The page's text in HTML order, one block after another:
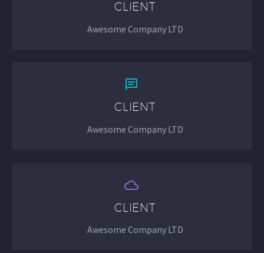
CLIENT
Awesome Company LTD


CLIENT
Awesome Company LTD


CLIENT
Awesome Company LTD